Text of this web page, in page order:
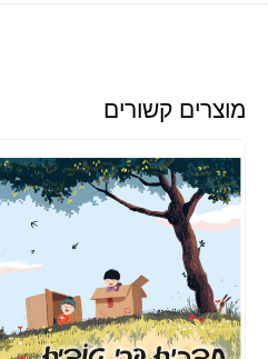
מוצרים קשורים